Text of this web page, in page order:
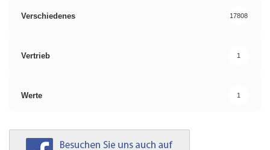
Verschiedenes 17808
Vertrieb 1
Werte 1